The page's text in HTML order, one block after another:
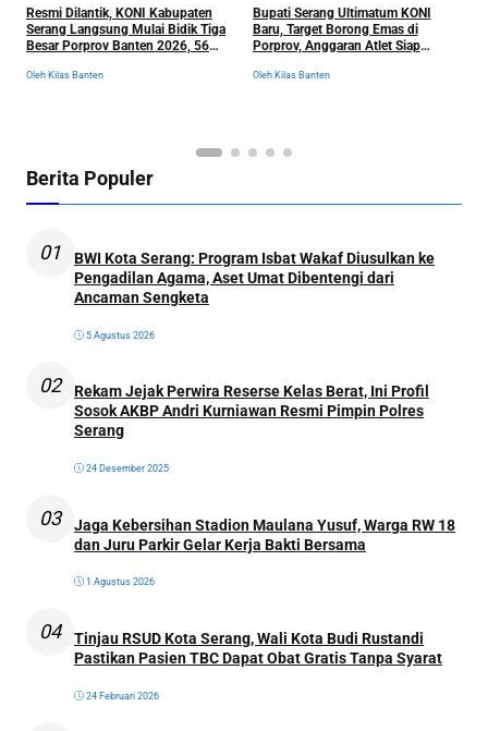
Resmi Dilantik, KONI Kabupaten
Serang Langsung Mulai Bidik Tiga
Besar Porprov Banten 2026, 56
Oleh Kilas Banten
Bupati Serang Ultimatum KONI
Baru, Target Borong Emas di
Porprov, Anggaran Atlet Siap
Oleh Kilas Banten
Berita Populer
01
BWI Kota Serang: Program Isbat Wakaf Diusulkan ke
Pengadilan Agama, Aset Umat Dibentengi dari
Ancaman Sengketa
5 Agustus 2026
02
Rekam Jejak Perwira Reserse Kelas Berat, Ini Profil
Sosok AKBP Andri Kurniawan Resmi Pimpin Polres
Serang
24 Desember 2025
03
Jaga Kebersihan Stadion Maulana Yusuf, Warga RW 18
dan Juru Parkir Gelar Kerja Bakti Bersama
1 Agustus 2026
04
Tinjau RSUD Kota Serang, Wali Kota Budi Rustandi
Pastikan Pasien TBC Dapat Obat Gratis Tanpa Syarat
24 Februari 2026